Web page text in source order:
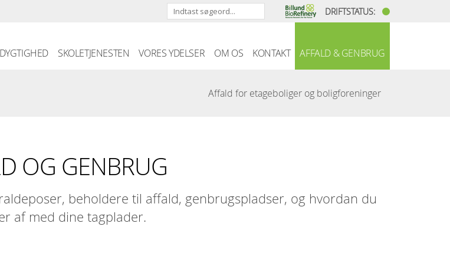
DRIFTSTATUS:
SKOLETJENESTEN VORES YDELSER OM OS KONTAKT AFFALD & GENBRUG
Affald for etageboliger og boligforeninger
OG GENBRUG
beholdere til affald, genbrugspladser, og hvordan du
af med dine tagplader.